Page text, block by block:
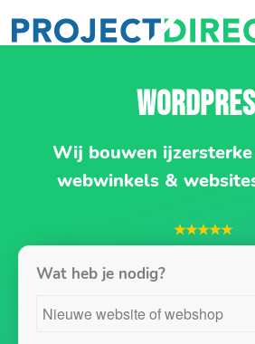
Wij bouwen
webwinkels &
★★★★★
Wat heb je nodig?